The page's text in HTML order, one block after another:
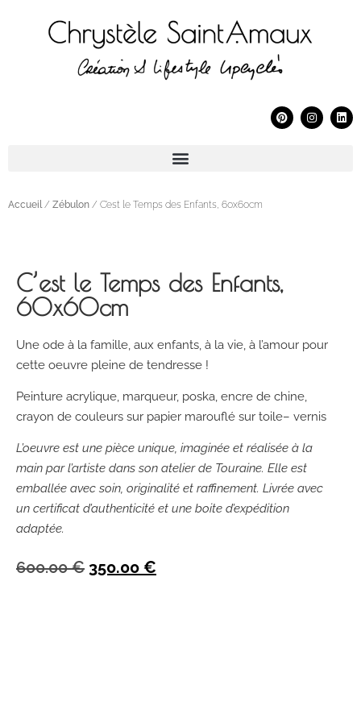
Accueil / Zébulon / C’est le Temps des Enfants, 60x60cm
C’est le Temps des Enfants,
60x60cm
Une ode à la famille, aux enfants, à la vie, à l’amour pour
cette oeuvre pleine de tendresse !
Peinture acrylique, marqueur, poska, encre de chine,
crayon de couleurs sur papier marouflé sur toile– vernis
L’oeuvre est une pièce unique, imaginée et réalisée à la
main par l’artiste dans son atelier de Touraine. Elle est
emballée avec soin, originalité et raffinement. Livrée avec
un certificat d’authenticité et une boite d’expédition
adaptée.
600.00€ 350.00 €